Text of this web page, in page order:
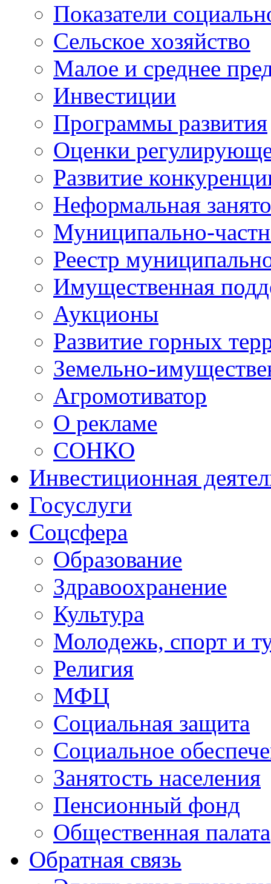
Показатели
Сельское хозяйство
Малое и среднее
Инвестиции
Программы развития
Оценки
Развитие
Неформальная
Муниципально-
Реестр
Имущественная
Аукционы
Развитие горных
Земельно-
Агромотиватор
О рекламе
СОНКО
Инвестиционная
Госуслуги
Соцсфера
Образование
Здравоохранение
Культура
Молодежь, спорт и
Религия
МФЦ
Социальная защита
Социальное
Занятость населения
Пенсионный фонд
Общественная палата
Обратная связь